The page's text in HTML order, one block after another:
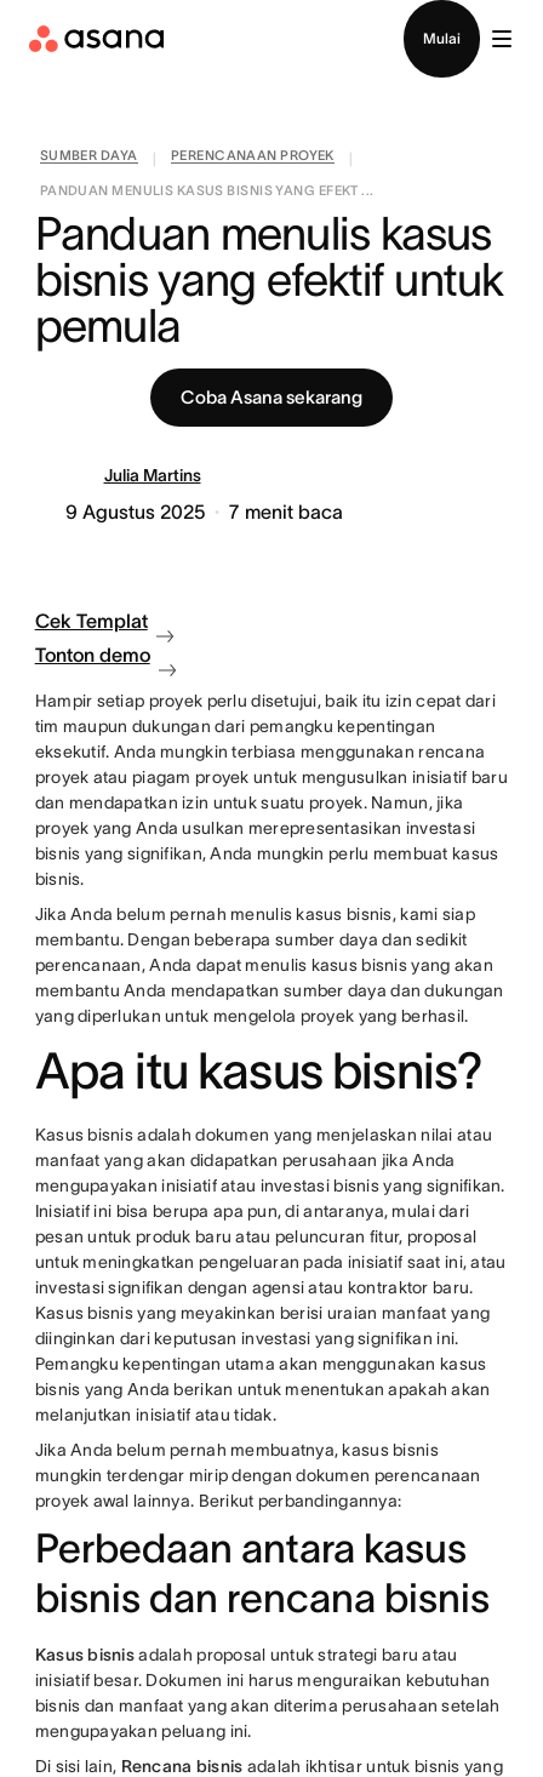
Mulai
SUMBER DAYA PERENCANAAN PROYEK
PANDUAN MENULIS KASUS BISNIS YANG EFEKT ...
Panduan menulis kasus
bisnis yang efektif untuk
pemula
Coba Asana sekarang
Julia Martins
9 Agustus 2025 7 menit baca
Cek Templat
Tonton demo
Hampir setiap proyek perlu disetujui, baik itu izin cepat dari
tim maupun dukungan dari pemangku kepentingan
eksekutif. Anda mungkin terbiasa menggunakan rencana
proyek atau piagam proyek untuk mengusulkan inisiatif baru
dan mendapatkan izin untuk suatu proyek. Namun, jika
proyek yang Anda usulkan merepresentasikan investasi
bisnis yang signifikan, Anda mungkin perlu membuat kasus
bisnis.
Jika Anda belum pernah menulis kasus bisnis, kami siap
membantu. Dengan beberapa sumber daya dan sedikit
perencanaan, Anda dapat menulis kasus bisnis yang akan
membantu Anda mendapatkan sumber daya dan dukungan
yang diperlukan untuk mengelola proyek yang berhasil.
Apa itu kasus bisnis?
Kasus bisnis adalah dokumen yang menjelaskan nilai atau
manfaat yang akan didapatkan perusahaan jika Anda
mengupayakan inisiatif atau investasi bisnis yang signifikan.
Inisiatif ini bisa berupa apa pun, di antaranya, mulai dari
pesan untuk produk baru atau peluncuran fitur, proposal
untuk meningkatkan pengeluaran pada inisiatif saat ini, atau
investasi signifikan dengan agensi atau kontraktor baru.
Kasus bisnis yang meyakinkan berisi uraian manfaat yang
diinginkan dari keputusan investasi yang signifikan ini.
Pemangku kepentingan utama akan menggunakan kasus
bisnis yang Anda berikan untuk menentukan apakah akan
melanjutkan inisiatif atau tidak.
Jika Anda belum pernah membuatnya, kasus bisnis
mungkin terdengar mirip dengan dokumen perencanaan
proyek awal lainnya. Berikut perbandingannya:
Perbedaan antara kasus
bisnis dan rencana bisnis
Kasus bisnisadalah proposal untuk strategi baru atau
inisiatif besar. Dokumen ini harus menguraikan kebutuhan
bisnis dan manfaat yang akan diterima perusahaan setelah
mengupayakan peluang ini.
Di sisi lain, Rencana bisnis adalah ikhtisar untuk bisnis yang